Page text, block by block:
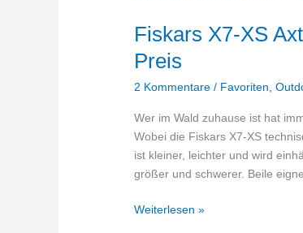
Gegenwert?
Fiskars X7-XS
Preis
2 Kommentare / Favoriten ,
Wer im Wald zuhause ist hat
Wobei die Fiskars X7-XS
ist kleiner, leichter und wird
größer und schwerer. Beile
Fiskars
Weiterlesen »